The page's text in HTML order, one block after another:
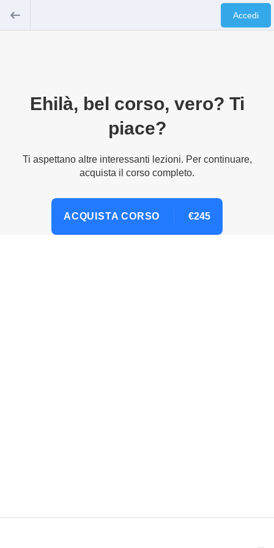
Accedi
Ehilà, bel corso, vero? Ti
piace?
Ti aspettano altre interessanti lezioni. Per continuare,
acquista il corso completo.
ACQUISTA CORSO €245